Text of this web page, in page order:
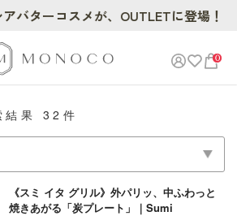
0
結果 32件
《スミ イタ グリル》外パリッ、中ふわっと
焼きあがる「炭プレート」｜Sumi
バターコスメが、OUTLETに登場！